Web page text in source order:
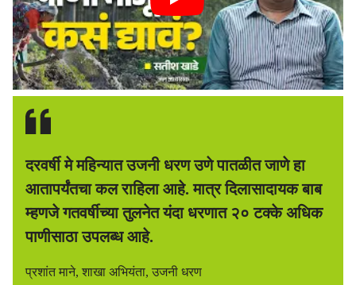
दरवर्षी मे महिन्यात उजनी धरण उणे पातळीत जाणे हा
आतापर्यंतचा कल राहिला आहे. मात्र दिलासादायक बाब
म्हणजे गतवर्षीच्या तुलनेत यंदा धरणात २० टक्के अधिक
पाणीसाठा उपलब्ध आहे.
प्रशांत माने, शाखा अभियंता, उजनी धरण